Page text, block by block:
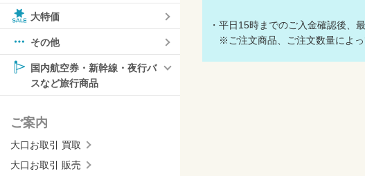
大特価
その他
国内航空券・新幹線・夜行バ
スなど旅行商品
ご案内
大口お取引 買取
大口お取引 販売
・平日15時までのご入金確認後、
※ご注文商品、ご注文数量によっ